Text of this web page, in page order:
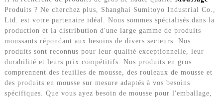
Produits ? Ne cherchez plus, Shanghai Sumitoyo Industrial Co.,
Ltd. est votre partenaire idéal. Nous sommes spécialisés dans la
production et la distribution d'une large gamme de produits
moussants répondant aux besoins de divers secteurs. Nos
produits sont reconnus pour leur qualité exceptionnelle, leur
durabilité et leurs prix compétitifs. Nos produits en gros
comprennent des feuilles de mousse, des rouleaux de mousse et
des produits en mousse sur mesure adaptés à vos besoins
spécifiques. Que vous ayez besoin de mousse pour l'emballage,